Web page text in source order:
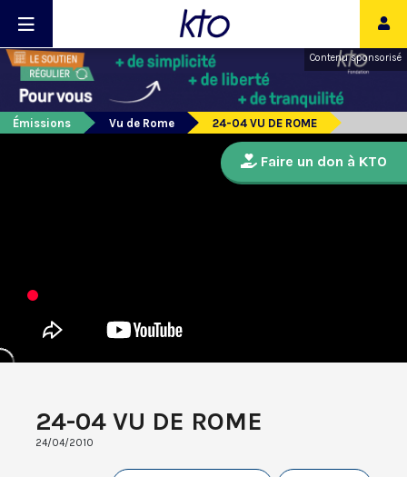
Contenu sponsorisé
Émissions Vu de Rome 24-04 VU DE ROME
24-04 VU DE ROME
24/04/2010
Faire un don à KTO